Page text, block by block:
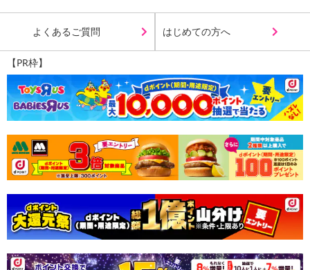
よくあるご質問 はじめての方へ
【PR枠】